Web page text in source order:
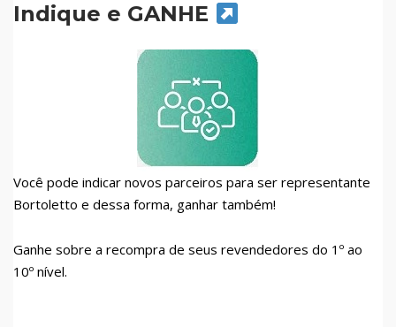
Indique e GANHE
Você pode indicar novos parceiros para ser representante
Bortoletto e dessa forma, ganhar também!
Ganhe sobre a recompra de seus revendedores do 1º ao
10º nível.